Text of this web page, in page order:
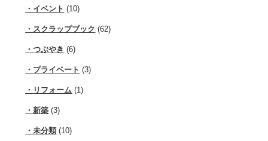
イベント (10)
スクラップブック (62)
つぶやき (6)
プライベート (3)
リフォーム (1)
新築 (3)
未分類 (10)